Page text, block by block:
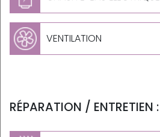
VENTILATION
RÉPARATION / ENTRETIEN :